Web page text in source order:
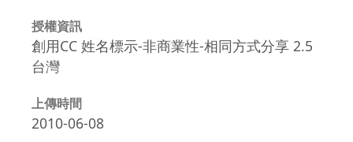
授權資訊
創用CC 姓名標示-非商業性-相同方式分享 2.5
台灣
上傳時間
2010-06-08